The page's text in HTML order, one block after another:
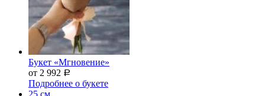
Букет «Мгновение»
от 2 992 Р
Подробнее о букете
25 см